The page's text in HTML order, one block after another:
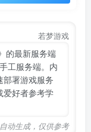
若梦游戏
的最新服务端
工服务端。内
部署游戏服务
爱好者参考学
动生成，仅供参考